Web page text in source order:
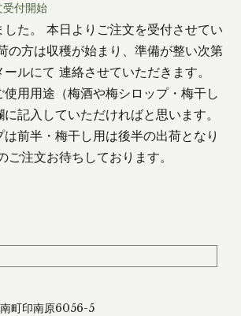
受付開始
した。 本日よりご注文を受付させてい
の方は収穫が始まり、準備が整い次第
ルにて 連絡させていただきます。
使用用途（梅酒や梅シロップ・梅干し
記入していただければと思います。
前半・梅干し用は後半の出荷となり
ご注文お待ちしております。
町印南原6056-5